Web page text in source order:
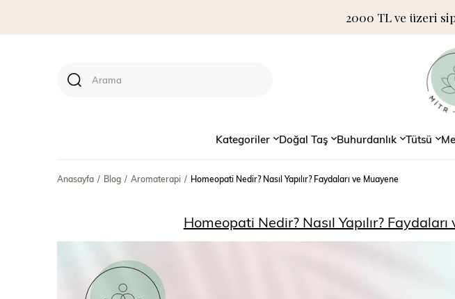
2000 TL ve üzeri
Kategoriler Doğal Taş Buhurdanlık Tütsü
Anasayfa Blog Aromaterapi Homeopati Nedir? Nasıl Yapılır? Faydaları ve Muayene
Homeopati Nedir? Nasıl Yapılır?